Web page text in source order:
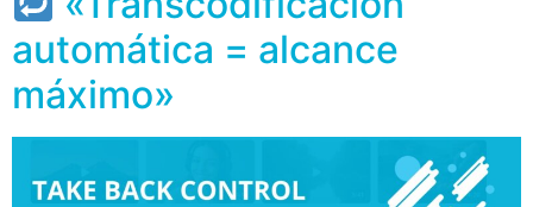
automática = alcance
máximo»